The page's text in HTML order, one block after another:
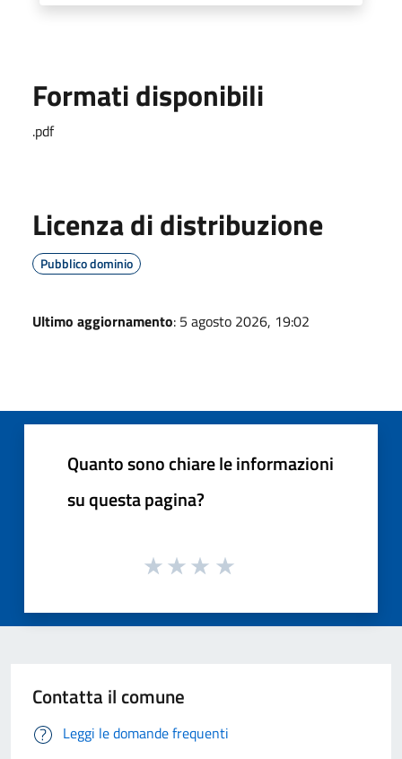
Formati disponibili
.pdf
Licenza di distribuzione
Pubblico dominio
Ultimo aggiornamento: 5 agosto 2026, 19:02
Quanto sono chiare le informazioni
su questa pagina?
Contatta il comune
Leggi le domande frequenti